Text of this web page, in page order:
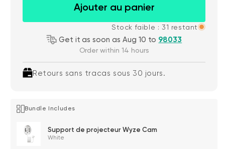
Ajouter au panier
Stock faible : 31 restant
Get it as soon as Aug 10 to 98033
Order within 14 hours
Retours sans tracas sous 30 jours.
Bundle Includes
Support de projecteur Wyze Cam
White